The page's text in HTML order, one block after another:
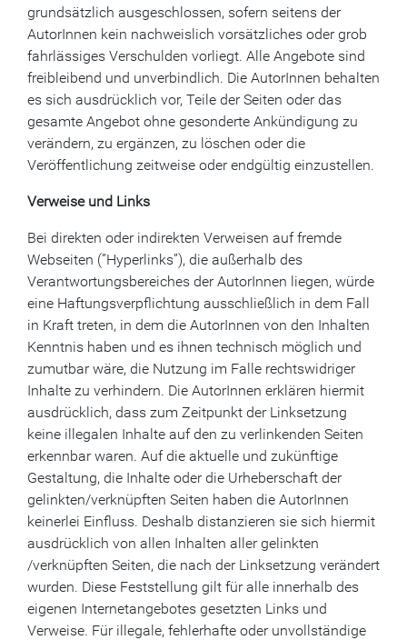
grundsätzlich ausgeschlossen, sofern seitens der
AutorInnen kein nachweislich vorsätzliches oder grob
fahrlässiges Verschulden vorliegt. Alle Angebote sind
freibleibend und unverbindlich. Die AutorInnen behalten
es sich ausdrücklich vor, Teile der Seiten oder das
gesamte Angebot ohne gesonderte Ankündigung zu
verändern, zu ergänzen, zu löschen oder die
Veröffentlichung zeitweise oder endgültig einzustellen.
Verweise und Links
Bei direkten oder indirekten Verweisen auf fremde
Webseiten (”Hyperlinks”), die außerhalb des
Verantwortungsbereiches der AutorInnen liegen, würde
eine Haftungsverpflichtung ausschließlich in dem Fall
in Kraft treten, in dem die AutorInnen von den Inhalten
Kenntnis haben und es ihnen technisch möglich und
zumutbar wäre, die Nutzung im Falle rechtswidriger
Inhalte zu verhindern. Die AutorInnen erklären hiermit
ausdrücklich, dass zum Zeitpunkt der Linksetzung
keine illegalen Inhalte auf den zu verlinkenden Seiten
erkennbar waren. Auf die aktuelle und zukünftige
Gestaltung, die Inhalte oder die Urheberschaft der
gelinkten/verknüpften Seiten haben die AutorInnen
keinerlei Einfluss. Deshalb distanzieren sie sich hiermit
ausdrücklich von allen Inhalten aller gelinkten
/verknüpften Seiten, die nach der Linksetzung verändert
wurden. Diese Feststellung gilt für alle innerhalb des
eigenen Internetangebotes gesetzten Links und
Verweise. Für illegale, fehlerhafte oder unvollständige